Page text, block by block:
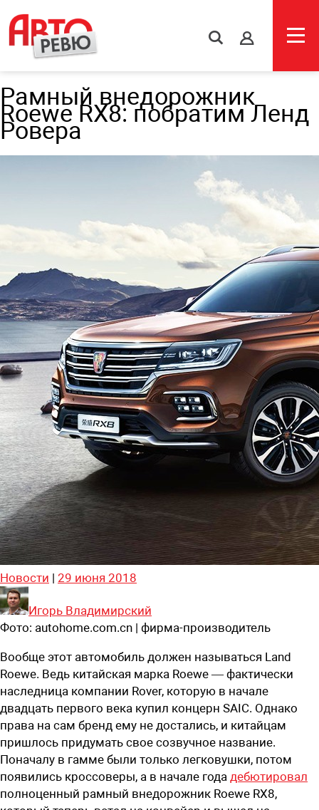
s
Рамный внедорожник
Roewe RX8: побратим Ленд
Ровера
Новости | 29 июня 2018
Игорь Владимирский
Фото: autohome.com.cn | фирма-производитель
Вообще этот автомобиль должен называться Land
Roewe. Ведь китайская марка Roewe — фактически
наследница компании Rover, которую в начале
двадцать первого века купил концерн SAIC. Однако
права на сам бренд ему не достались, и китайцам
пришлось придумать свое созвучное название.
Поначалу в гамме были только легковушки, потом
появились кроссоверы, а в начале года дебютировал
полноценный рамный внедорожник Roewe RX8,